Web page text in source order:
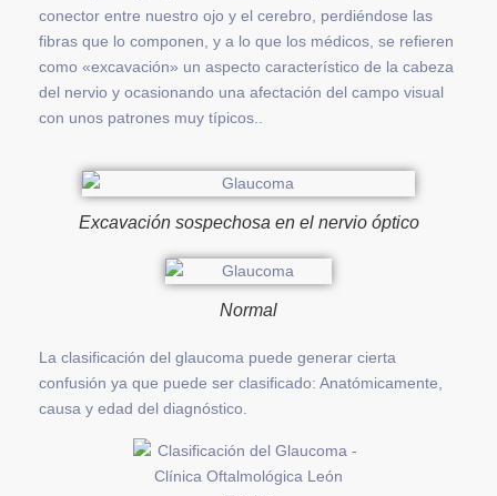
conector entre nuestro ojo y el cerebro, perdiéndose las
fibras que lo componen, y a lo que los médicos, se refieren
como «excavación» un aspecto característico de la cabeza
del nervio y ocasionando una afectación del campo visual
con unos patrones muy típicos..
Excavación sospechosa en el nervio óptico
Normal
La clasificación del glaucoma puede generar cierta
confusión ya que puede ser clasificado: Anatómicamente,
causa y edad del diagnóstico.